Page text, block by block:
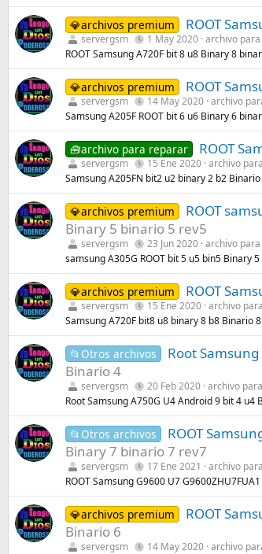
💎archivos premium ROOT
servergsm 1 May 2020 archivo
ROOT Samsung A720F bit 8 u8 Binary 8
💎archivos premium ROOT
servergsm 14 May 2020 archivo
Samsung A205F ROOT bit 6 u6 Binary 6
🧰archivo para reparar ROOT
servergsm 15 Ene 2020 archivo
Samsung A205FN bit2 u2 binary 2 b2
💎archivos premium ROOT
Binary 5 binario 5 rev5
servergsm 23 Jun 2020 archivo
samsung A305G ROOT bit 5 u5 bin5 Binary
💎archivos premium ROOT
servergsm 15 Ene 2020 archivo
Samsung A720F bit8 u8 binary 8 b8 Binario
📂Otros archivos Root
Binario 4
servergsm 20 Feb 2020 archivo
Root Samsung A750G U4 Android 9 bit 4
📂Otros archivos ROOT
Binary 7 binario 7 rev7
servergsm 17 Ene 2021
archivo
ROOT Samsung G9600 U7
💎archivos premium ROOT
Binario 6
servergsm 14 May 2020 archivo